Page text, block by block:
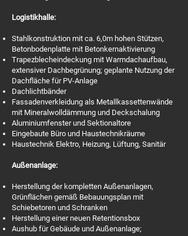
Logistikhalle:
Stahlkonstruktion mit ca. 6,0m hohen Stützen,
Betonbodenplatte mit Betonkernaktivierung
Trapezblecheindeckung mit Warmdachaufbau,
extensiver Dachbegrünung; geplante Nutzung der
Dachfläche für PV-Anlage
Dachlichtbänder
Fassadenverkleidung als Metallkassettenwände
mit Mineralwolldämmung und Deckschalung
Aluminiumfenster und Sektionaltore
Eingebaute Büro und Haustechnikräume
Haustechnik Elektro, Heizung, Lüftung, Sanitär
Außenanlage:
Herstellung der kompletten Außenanlagen,
Grünflächen gemäß Bebauungsplan mit
Schiebetoren und Schranken
Herstellung einer neuen Retentionsbox
Aushub für Gebäude und Außenanlage;